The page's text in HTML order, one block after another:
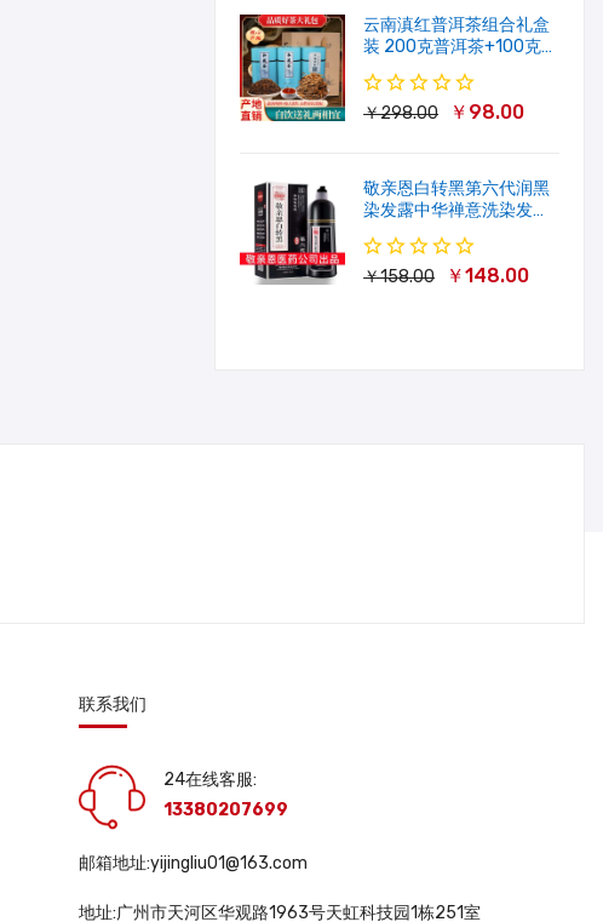
云南滇红普洱茶组合礼盒
装 200克普洱茶+100克滇
红茶
￥298.00 ￥98.00
敬亲恩白转黑第六代润黑
染发露中华禅意洗染发剂
一洗就黑500ml
￥158.00 ￥148.00
联系我们
24在线客服:
13380207699
邮箱地址:yijingliu01@163.com
地址:广州市天河区华观路1963号天虹科技园1栋251室